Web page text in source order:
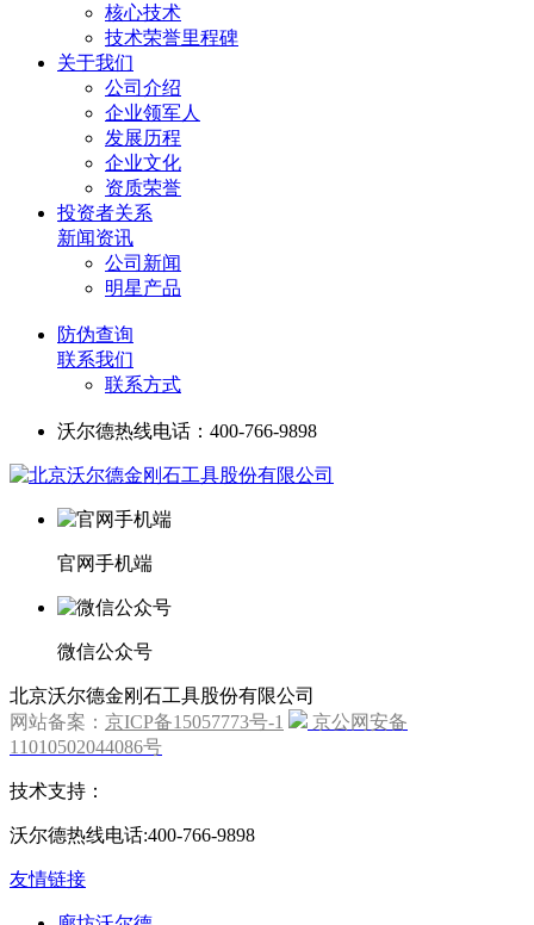
核心技术
技术荣誉里程碑
关于我们
公司介绍
企业领军人
发展历程
企业文化
资质荣誉
投资者关系
新闻资讯
公司新闻
明星产品
防伪查询
联系我们
联系方式
沃尔德热线电话：400-766-9898
官网手机端
微信公众号
北京沃尔德金刚石工具股份有限公司
网站备案： 京ICP备15057773号-1
京公网安备
11010502044086号
技术支持：
沃尔德热线电话:400-766-9898
友情链接